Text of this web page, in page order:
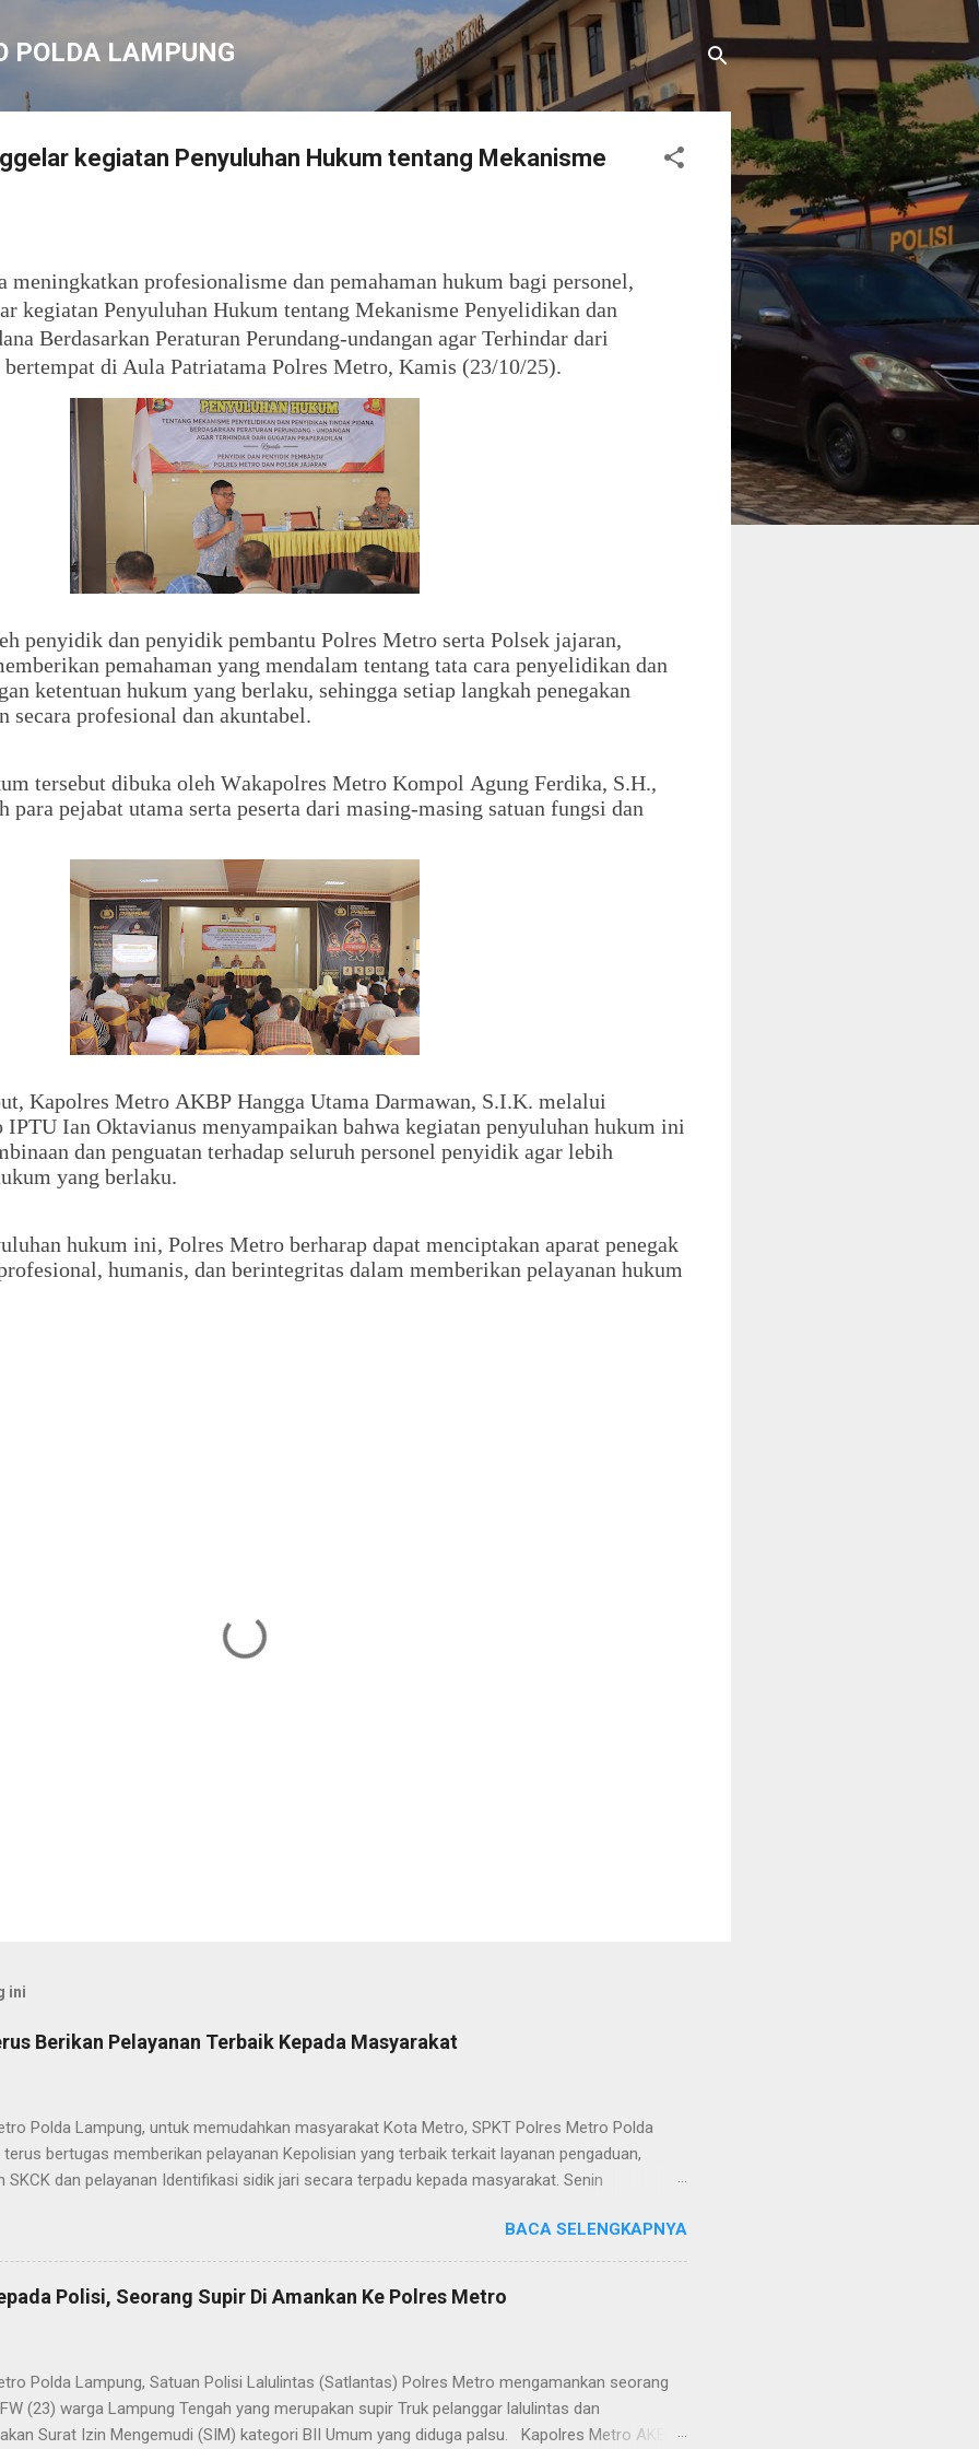
Langsung ke konten utama
POLDA LAMPUNG
kegiatan Penyuluhan Hukum tentang Mekanisme
meningkatkan profesionalisme dan pemahaman hukum bagi personel,
kegiatan Penyuluhan Hukum tentang Mekanisme Penyelidikan dan
Berdasarkan Peraturan Perundang-undangan agar Terhindar dari
bertempat di Aula Patriatama Polres Metro, Kamis (23/10/25).
penyidik dan penyidik pembantu Polres Metro serta Polsek jajaran,
pemahaman yang mendalam tentang tata cara penyelidikan dan
ketentuan hukum yang berlaku, sehingga setiap langkah penegakan
secara profesional dan akuntabel.
tersebut dibuka oleh Wakapolres Metro Kompol Agung Ferdika, S.H.,
pejabat utama serta peserta dari masing-masing satuan fungsi dan
Kapolres Metro AKBP Hangga Utama Darmawan, S.I.K. melalui
Ian Oktavianus menyampaikan bahwa kegiatan penyuluhan hukum ini
dan penguatan terhadap seluruh personel penyidik agar lebih
yang berlaku.
hukum ini, Polres Metro berharap dapat menciptakan aparat penegak
humanis, dan berintegritas dalam memberikan pelayanan hukum
ini
Berikan Pelayanan Terbaik Kepada Masyarakat
Polda Lampung, untuk memudahkan masyarakat Kota Metro, SPKT Polres Metro Polda
bertugas memberikan pelayanan Kepolisian yang terbaik terkait layanan pengaduan,
SKCK dan pelayanan Identifikasi sidik jari secara terpadu kepada masyarakat. Senin
telah berusaha memberikan pelayanan terbaik kepada masyarakat. Kapolres Metro AKBP
Nugroho S.IK, M.IK mengatakan “SPKT Polres Metro akan terus berusaha memberikan
yang terbaik kepada masyarakat yang membutuhkan pelayanan kepolisian, baik informasi
lainnya.” “SPKT adalah pusat jaringan dari sistem fungsi Kepolisian, ketika telah
ke fungs...
BACA SELENGKAPNYA
Polisi, Seorang Supir Di Amankan Ke Polres Metro
Polda Lampung, Satuan Polisi Lalulintas (Satlantas) Polres Metro mengamankan seorang
(23) warga Lampung Tengah yang merupakan supir Truk pelanggar lalulintas dan
Surat Izin Mengemudi (SIM) kategori BII Umum yang diduga palsu. Kapolres Metro AKBP